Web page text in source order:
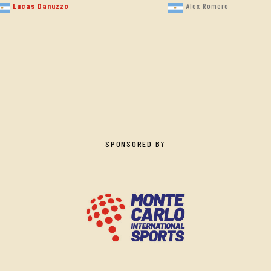
Lucas Danuzzo
Alex Romero
SPONSORED BY